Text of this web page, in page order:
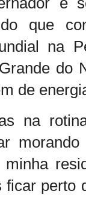
que
na
do
de
na
minha
ficar perto